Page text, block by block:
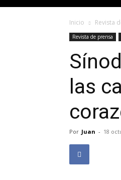
Inicio Revista
Revista de prensa
las
Por Juan - 18